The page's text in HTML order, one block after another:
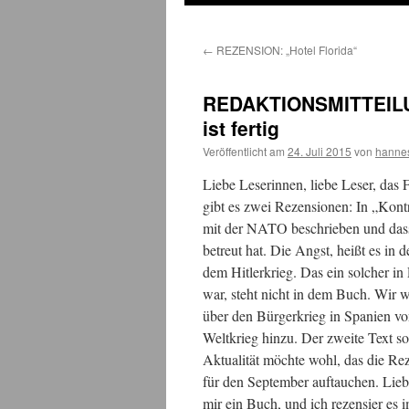
← REZENSION: „Hotel Florida“
ist fertig
Veröffentlicht am 24. Juli 2015 von
Liebe Leserinnen, liebe Leser, das
gibt es zwei Rezensionen: In
mit der NATO beschrieben und
betreut hat. Die Angst, heißt es in
dem Hitlerkrieg. Das ein solcher
war, steht nicht in dem Buch. Wir
über den Bürgerkrieg in Spanien
Weltkrieg hinzu. Der zweite Text
Aktualität möchte wohl, das die
für den September auftauchen.
mir ein Buch, und ich rezensier es